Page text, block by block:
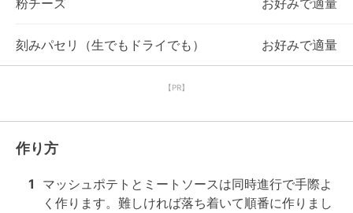
粉チーズ お好みで適量
刻みパセリ（生でもドライでも） お好みで適量
【PR】
作り方
1
マッシュポテトとミートソースは同時進行で手際よ
く作ります。難しければ落ち着いて順番に作りまし